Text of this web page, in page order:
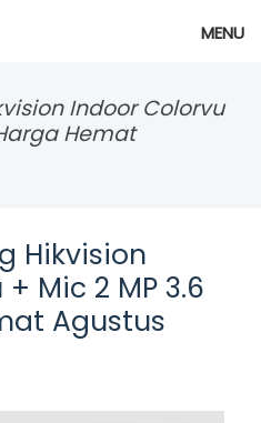
MENU
Indoor Colorvu
Hemat
Hikvision
Mic 2 MP 3.6
Agustus